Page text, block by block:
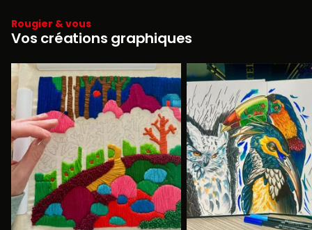
Rougier & vous
Vos créations graphiques